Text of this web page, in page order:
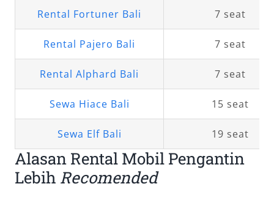
Rental Fortuner Bali 7 seat
Rental Pajero Bali 7 seat
Rental Alphard Bali 7 seat
Sewa Hiace Bali 15 seat
Sewa Elf Bali 19 seat
Alasan Rental Mobil Pengantin
Lebih Recomended